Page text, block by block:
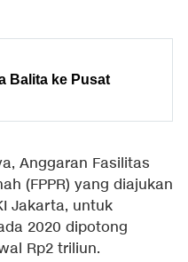
Balita ke Pusat
Anggaran Fasilitas
(FPPR) yang diajukan
Jakarta, untuk
2020 dipotong
Rp2 triliun.